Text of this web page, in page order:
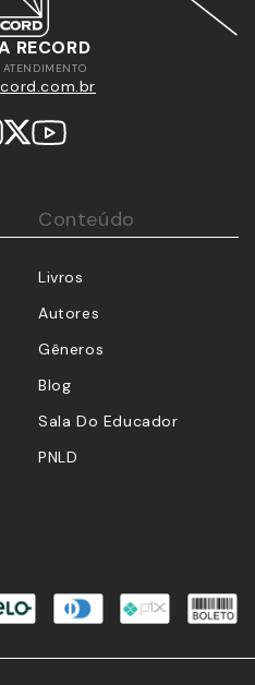
RECORD
Conteúdo
Livros
Autores
Gêneros
Blog
Sala Do Educador
PNLD